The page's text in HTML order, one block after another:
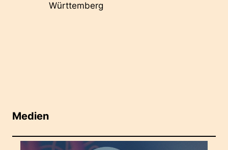
Württemberg
Medien